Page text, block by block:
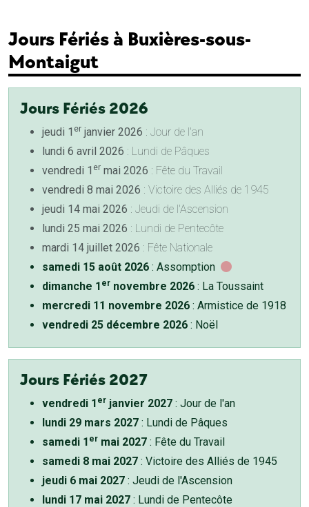
Jours Fériés à Buxières-sous-
Montaigut
Jours Fériés 2026
jeudi 1 er janvier 2026 : Jour de l'an
lundi 6 avril 2026 : Lundi de Pâques
vendredi 1 er mai 2026 : Fête du Travail
vendredi 8 mai 2026 : Victoire des Alliés de 1945
jeudi 14 mai 2026 : Jeudi de l'Ascension
lundi 25 mai 2026 : Lundi de Pentecôte
mardi 14 juillet 2026 : Fête Nationale
samedi 15 août 2026 : Assomption
dimanche 1 er novembre 2026 : La Toussaint
mercredi 11 novembre 2026 : Armistice de 1918
vendredi 25 décembre 2026 : Noël
Jours Fériés 2027
vendredi 1 er janvier 2027 : Jour de l'an
lundi 29 mars 2027 : Lundi de Pâques
samedi 1 er mai 2027 : Fête du Travail
samedi 8 mai 2027 : Victoire des Alliés de 1945
jeudi 6 mai 2027 : Jeudi de l'Ascension
lundi 17 mai 2027 : Lundi de Pentecôte